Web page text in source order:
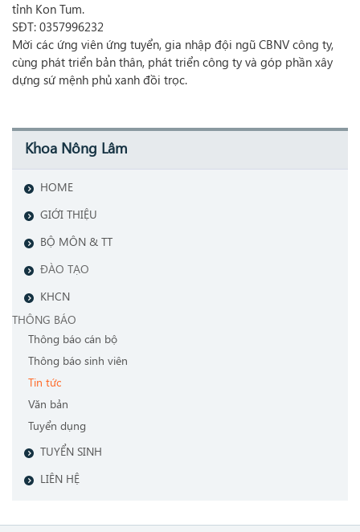
tỉnh Kon Tum.
SĐT: 0357996232
Mời các ứng viên ứng tuyển, gia nhập đội ngũ CBNV công ty,
cùng phát triển bản thân, phát triển công ty và góp phần xây
dựng sứ mệnh phủ xanh đồi trọc.
Khoa Nông Lâm
HOME
GIỚI THIỆU
BỘ MÔN & TT
ĐÀO TẠO
KHCN
THÔNG BÁO
Thông báo cán bộ
Thông báo sinh viên
Tin tức
Văn bản
Tuyển dụng
TUYỂN SINH
LIÊN HỆ